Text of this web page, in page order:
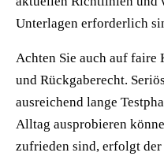
Unterlagen erforderlich
Achten Sie auch auf faire
und Rückgaberecht.
ausreichend lange
Alltag ausprobieren
zufrieden sind, erfolgt